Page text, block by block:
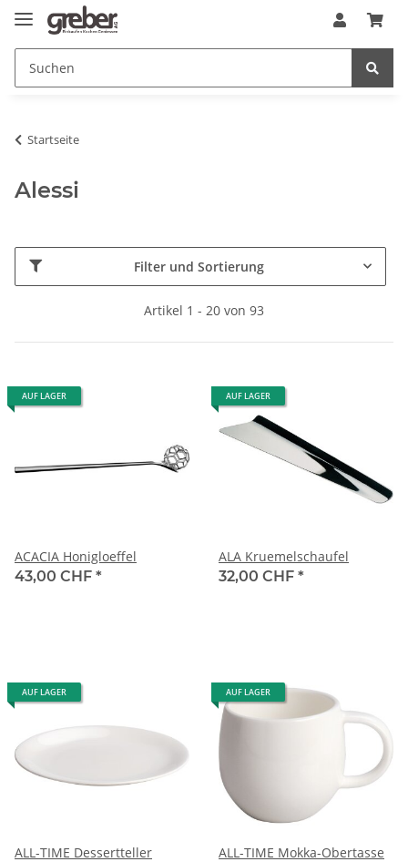
Startseite
Alessi
Filter und Sortierung
Artikel 1 - 20 von 93
AUF LAGER
ACACIA Honigloeffel
43,00 CHF *
AUF LAGER
ALA Kruemelschaufel
32,00 CHF *
AUF LAGER
ALL-TIME Dessertteller
AUF LAGER
ALL-TIME Mokka-Obertasse